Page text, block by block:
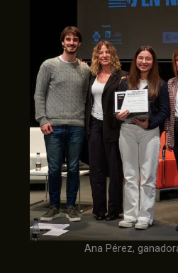
Ana Pérez,